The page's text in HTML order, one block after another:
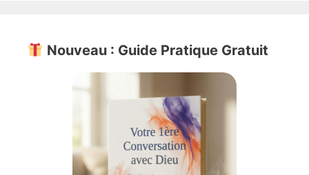
Nouveau : Guide Pratique Gratuit